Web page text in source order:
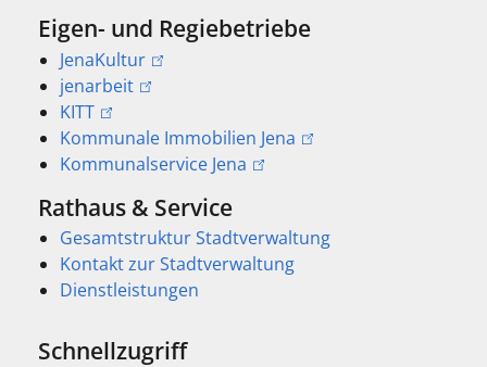
Eigen- und Regiebetriebe
JenaKultur
jenarbeit
KITT
Kommunale Immobilien Jena
Kommunalservice Jena
Rathaus & Service
Gesamtstruktur Stadtverwaltung
Kontakt zur Stadtverwaltung
Dienstleistungen
Schnellzugriff